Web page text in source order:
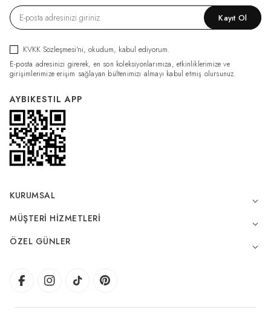
Kayıt Ol
KVKK Sözleşmesi'ni, okudum, kabul ediyorum.
E-posta adresinizi girerek, en son koleksiyonlarımıza, etkinliklerimize ve
girişimlerimize erişim sağlayan bültenimizi almayı kabul etmiş olursunuz.
AYBIKESTIL APP
KURUMSAL
MÜŞTERI HIZMETLERI
ÖZEL GÜNLER